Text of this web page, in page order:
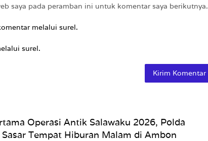
saya pada peramban ini untuk komentar saya berikutnya.
melalui surel.
surel.
Operasi Antik Salawaku 2026, Polda
Tempat Hiburan Malam di Ambon